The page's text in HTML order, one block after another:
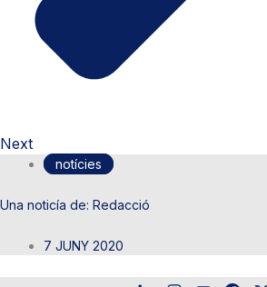
Next
notícies
Redacció
7 JUNY 2020